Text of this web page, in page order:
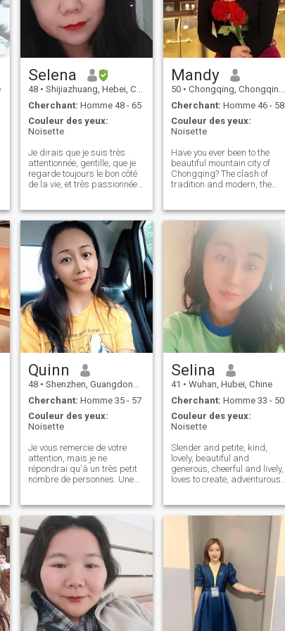
Selena
48 • Shijiazhuang, Hebei, Chine
Cherchant: Homme 48 - 65
Couleur des yeux:
Noisette
Je dirais que je suis très
attentionnée, gentille, que je
regarde toujours le bon côté
de la vie, et très passionnée
écouter de la musique, jouer
du violon, aimer ma famille et
prendre soin les uns des
autres. C'est toujours
agréable d'avoir quelqu'un
dans votre vie qui peut vous
faire sourire même quand il
n'est pas là:).
Mandy
50 • Chongqing, Chongqing, Chine
Cherchant: Homme 46 - 58
Couleur des yeux:
Noisette
Have you ever been to the
beautiful mountain city of
Chongqing? The clash of
tradition and modern, the
unique cyberpunk style
happen in Chongqing. The
hustle and bustle of the city
life is always co
Quinn
48 • Shenzhen, Guangdong, Chine
Cherchant: Homme 35 - 57
Couleur des yeux:
Noisette
Je vous remercie de votre
attention, mais je ne
répondrai qu'à un très petit
nombre de personnes. Une
d'une personne 17 secondes
avant de la rencontrer, et je
pense que la même chose est
vraie pour une grande
probabilité sur Internet.
Assurez-vous d'avoir des
photos, une présentation
suffisamment claire pour
déclencher ma curiosité à
votre sujet, je ne suis pas une
personne arrogante, mais je
n'ai pas le temps ou l'intérêt
Selina
41 • Wuhan, Hubei, Chine
Cherchant: Homme 33 - 50
Couleur des yeux:
Noisette
Slender and petite, kind,
lovely, beautiful and
generous, cheerful and lively,
loves to create, adventurous,
grateful, and pays attention
to the quality of life. Pay more
attention to running a fam